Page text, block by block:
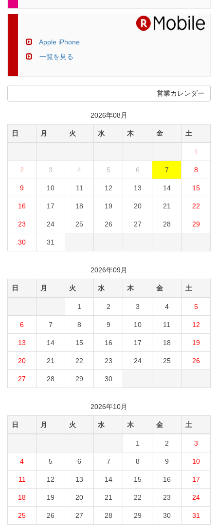
Apple iPhone
一覧を見る
営業カレンダー
2026年08月
日 月 火 水 木 金 土
1
2 3 4 5 6 7 8
9 10 11 12 13 14 15
16 17 18 19 20 21 22
23 24 25 26 27 28 29
30 31
2026年09月
日 月 火 水 木 金 土
1 2 3 4 5
6 7 8 9 10 11 12
13 14 15 16 17 18 19
20 21 22 23 24 25 26
27 28 29 30
2026年10月
日 月 火 水 木 金 土
1 2 3
4 5 6 7 8 9 10
11 12 13 14 15 16 17
18 19 20 21 22 23 24
25 26 27 28 29 30 31